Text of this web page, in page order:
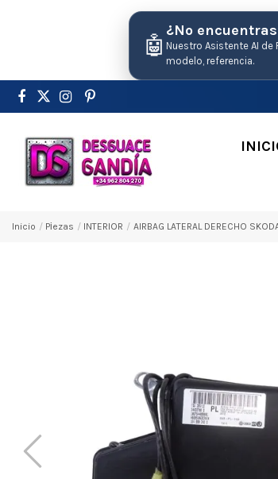
🤖
¿No
Nuestro Asistente AI
modelo, referencia.
Inicio Pіezas INTERIOR AIRBAG LATERAL DERECHO